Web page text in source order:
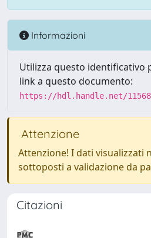
Informazioni
Utilizza questo identificativo
link a questo documento:
https://hdl.handle.net/
Attenzione
Attenzione! I dati visualizzati
sottoposti a validazione da
Citazioni